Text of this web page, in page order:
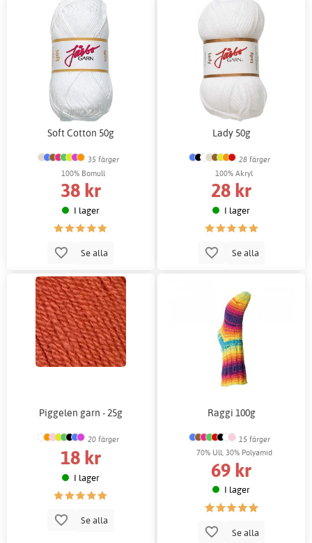
Soft Cotton 50g
35 färger
100% Bomull
38 kr
I lager
Se alla
Lady 50g
28 färger
100% Akryl
28 kr
I lager
Se alla
Piggelen garn - 25g
20 färger
18 kr
I lager
Se alla
Raggi 100g
15 färger
70% Ull, 30% Polyamid
69 kr
I lager
Se alla